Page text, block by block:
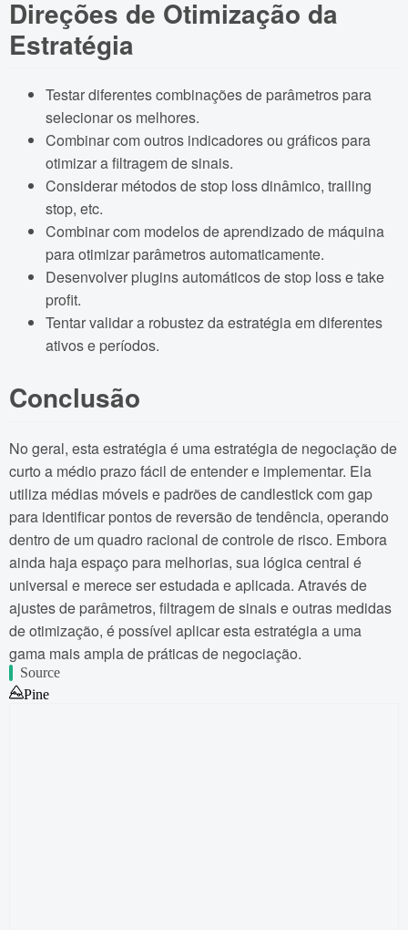
Direções de Otimização da
Estratégia
Testar diferentes combinações de parâmetros para
selecionar os melhores.
Combinar com outros indicadores ou gráficos para
otimizar a filtragem de sinais.
Considerar métodos de stop loss dinâmico, trailing
stop, etc.
Combinar com modelos de aprendizado de máquina
para otimizar parâmetros automaticamente.
Desenvolver plugins automáticos de stop loss e take
profit.
Tentar validar a robustez da estratégia em diferentes
ativos e períodos.
Conclusão
No geral, esta estratégia é uma estratégia de negociação de
curto a médio prazo fácil de entender e implementar. Ela
utiliza médias móveis e padrões de candlestick com gap
para identificar pontos de reversão de tendência, operando
dentro de um quadro racional de controle de risco. Embora
ainda haja espaço para melhorias, sua lógica central é
universal e merece ser estudada e aplicada. Através de
ajustes de parâmetros, filtragem de sinais e outras medidas
de otimização, é possível aplicar esta estratégia a uma
gama mais ampla de práticas de negociação.
Source
Pine